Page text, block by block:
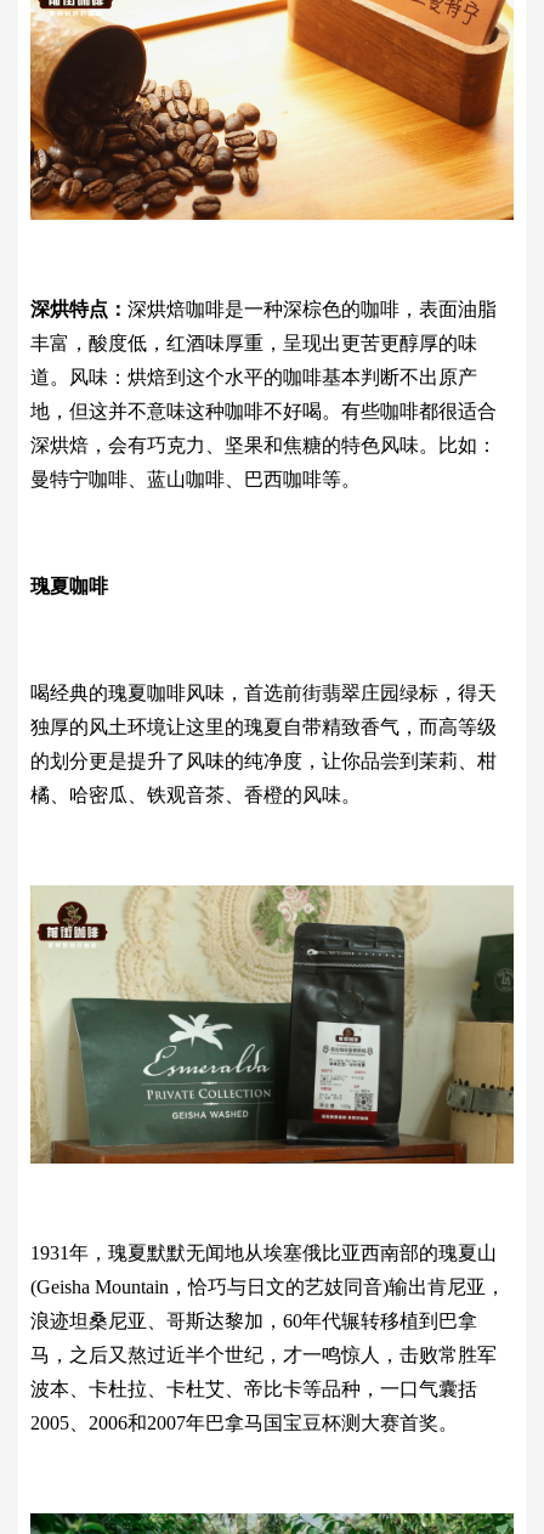
深烘特点： 深烘焙咖啡是一种深棕色的咖啡，表面油脂
丰富，酸度低，红酒味厚重，呈现出更苦更醇厚的味
道。风味：烘焙到这个水平的咖啡基本判断不出原产
地，但这并不意味这种咖啡不好喝。有些咖啡都很适合
深烘焙，会有巧克力、坚果和焦糖的特色风味。比如：
曼特宁咖啡、蓝山咖啡、巴西咖啡等。
瑰夏咖啡
喝经典的瑰夏咖啡风味，首选前街翡翠庄园绿标，得天
独厚的风土环境让这里的瑰夏自带精致香气，而高等级
的划分更是提升了风味的纯净度，让你品尝到茉莉、柑
橘、哈密瓜、铁观音茶、香橙的风味。
1931年，瑰夏默默无闻地从埃塞俄比亚西南部的瑰夏山
(Geisha Mountain，恰巧与日文的艺妓同音)输出肯尼亚，
浪迹坦桑尼亚、哥斯达黎加，60年代辗转移植到巴拿
马，之后又熬过近半个世纪，才一鸣惊人，击败常胜军
波本、卡杜拉、卡杜艾、帝比卡等品种，一口气囊括
2005、2006和2007年巴拿马国宝豆杯测大赛首奖。